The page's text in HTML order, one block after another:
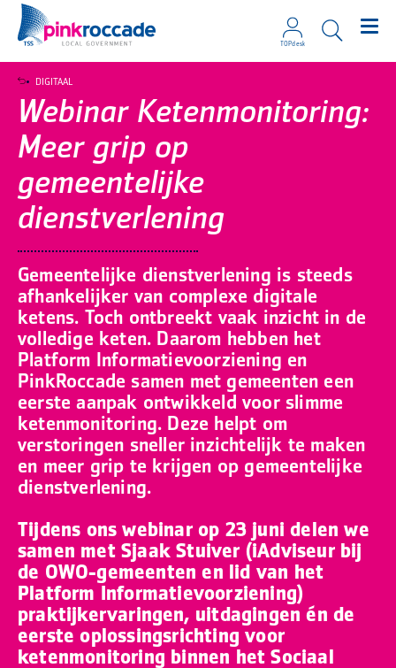
TOPdesk
Webinar Ketenmonitoring:
Meer grip op
gemeentelijke
dienstverlening
Gemeentelijke dienstverlening is steeds
afhankelijker van complexe digitale
ketens. Toch ontbreekt vaak inzicht in de
volledige keten. Daarom hebben het
Platform Informatievoorziening en
PinkRoccade samen met gemeenten een
eerste aanpak ontwikkeld voor slimme
ketenmonitoring. Deze helpt om
verstoringen sneller inzichtelijk te maken
en meer grip te krijgen op gemeentelijke
dienstverlening.
Tijdens ons webinar op 23 juni delen we
samen met Sjaak Stuiver (iAdviseur bij
de OWO-gemeenten en lid van het
Platform Informatievoorziening)
praktijkervaringen, uitdagingen én de
eerste oplossingsrichting voor
ketenmonitoring binnen het Sociaal
DIGITAAL